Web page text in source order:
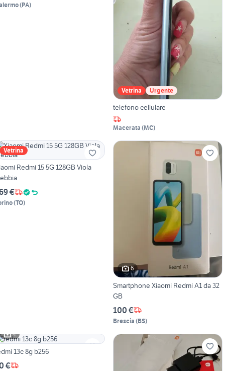
(PA)
Vetrina Urgente
telefono cellulare
Macerata (MC)
Vetrina
Redmi 15 5G 128GB Viola
€
(TO)
6
Smartphone Xiaomi Redmi A1 da 32
GB
100 €
Brescia (BS)
4
13c 8g b256
€